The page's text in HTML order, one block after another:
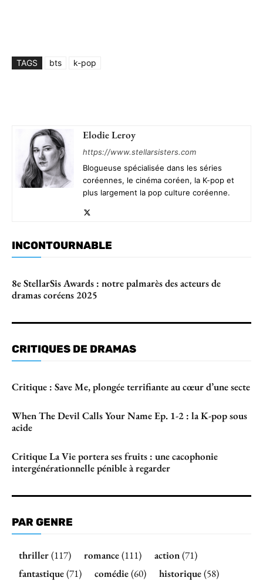
TAGS bts k-pop
Elodie Leroy
https://www.stellarsisters.com
Blogueuse spécialisée dans les séries
coréennes, le cinéma coréen, la K-pop et
plus largement la pop culture coréenne.
INCONTOURNABLE
8e StellarSis Awards : notre palmarès des acteurs de
dramas coréens 2025
CRITIQUES DE DRAMAS
Critique : Save Me, plongée terrifiante au cœur d’une secte
When The Devil Calls Your Name Ep. 1-2 : la K-pop sous
acide
Critique La Vie portera ses fruits : une cacophonie
intergénérationnelle pénible à regarder
PAR GENRE
thriller(117) romance(111) action(71)
fantastique(71) comédie(60) historique(58)